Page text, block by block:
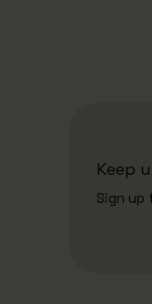
Keep
Sign up